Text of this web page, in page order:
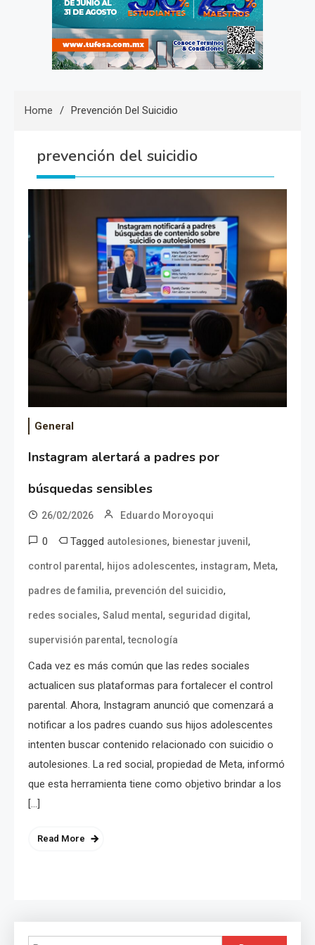
Home Prevención Del Suicidio
prevención del suicidio
General
Instagram alertará a padres por
búsquedas sensibles
26/02/2026 Eduardo Moroyoqui
0 Tagged autolesiones, bienestar juvenil ,
control parental , hijos adolescentes, instagram, Meta,
padres de familia, prevención del suicidio,
redes sociales, Salud mental , seguridad digital ,
supervisión parental ,tecnología
Cada vez es más común que las redes sociales
actualicen sus plataformas para fortalecer el control
parental. Ahora, Instagram anunció que comenzará a
notificar a los padres cuando sus hijos adolescentes
intenten buscar contenido relacionado con suicidio o
autolesiones. La red social, propiedad de Meta, informó
que esta herramienta tiene como objetivo brindar a los
[…]
Read More